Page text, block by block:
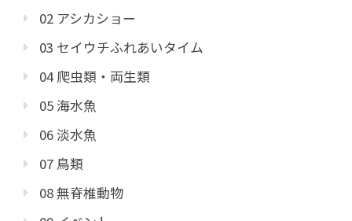
02 アシカショー
03 セイウチふれあいタイム
04 爬虫類・両生類
05 海水魚
06 淡水魚
07 鳥類
08 無脊椎動物